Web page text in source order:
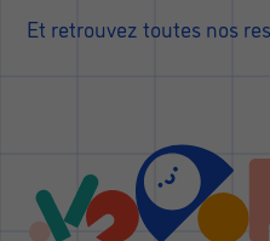
Et retrouvez toutes nos